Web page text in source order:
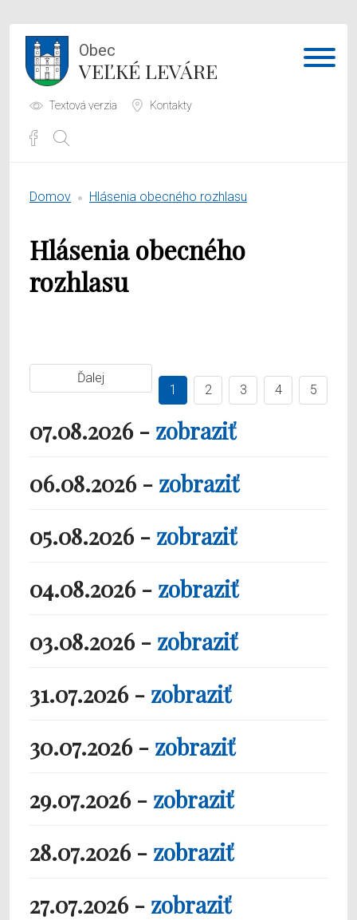
Obec
VEĽKÉ LEVÁRE
Textová verzia Kontakty
Obecný úrad
O obci
Domov Hlásenia obecného rozhlasu
Hlásenia obecného
rozhlasu
Ďalej
1 2 3 4 5
07.08.2026 - zobraziť
06.08.2026 - zobraziť
05.08.2026 - zobraziť
04.08.2026 - zobraziť
03.08.2026 - zobraziť
31.07.2026 - zobraziť
30.07.2026 - zobraziť
29.07.2026 - zobraziť
28.07.2026 - zobraziť
27.07.2026 - zobraziť